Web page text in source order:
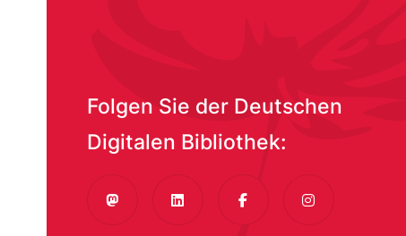
Folgen Sie der Deutschen
Digitalen Bibliothek:
MastodonLinkedIn FacebookInstagram